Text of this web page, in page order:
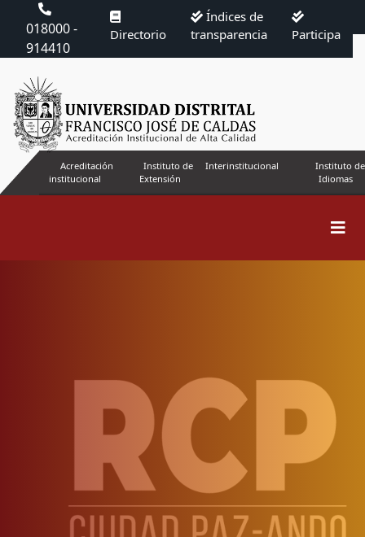
018000 -
914410
Directorio
Índices de
transparencia
Participa
Acreditación
institucional
Instituto de
Extensión
Interinstitucional
Instituto de
Idiomas